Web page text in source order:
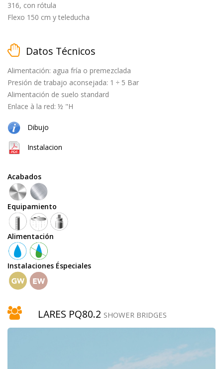
natural
(cobre
latón)
teleducha
grifo
temporizado
316, con rótula
Flexo 150 cm y teleducha
Datos Técnicos
Alimentación: agua fría o premezclada
Presión de trabajo aconsejada: 1 ÷ 5 Bar
Alimentación de suelo standard
Enlace à la red: ½ "H
Dibujo
Instalacion
Acabados
Equipamiento
Alimentación
Instalaciones Éspeciales
LARES PQ80.2 SHOWER BRIDGES